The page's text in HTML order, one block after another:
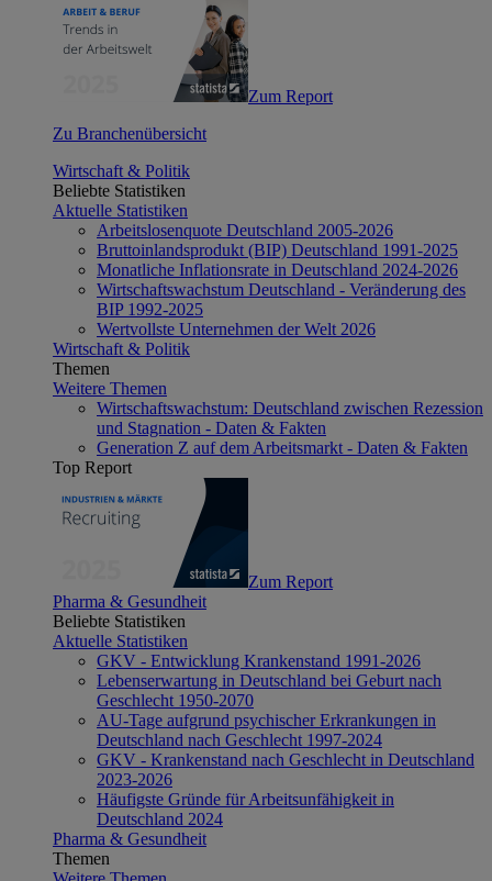
Zum Report
Zu Branchenübersicht
Wirtschaft & Politik
Beliebte Statistiken
Aktuelle Statistiken
Arbeitslosenquote Deutschland 2005-2026
Bruttoinlandsprodukt (BIP) Deutschland 1991-2025
Monatliche Inflationsrate in Deutschland 2024-2026
Wirtschaftswachstum Deutschland - Veränderung des
BIP 1992-2025
Wertvollste Unternehmen der Welt 2026
Wirtschaft & Politik
Themen
Weitere Themen
Wirtschaftswachstum: Deutschland zwischen Rezession
und Stagnation - Daten & Fakten
Generation Z auf dem Arbeitsmarkt - Daten & Fakten
Top Report
Zum Report
Pharma & Gesundheit
Beliebte Statistiken
Aktuelle Statistiken
GKV - Entwicklung Krankenstand 1991-2026
Lebenserwartung in Deutschland bei Geburt nach
Geschlecht 1950-2070
AU-Tage aufgrund psychischer Erkrankungen in
Deutschland nach Geschlecht 1997-2024
GKV - Krankenstand nach Geschlecht in Deutschland
2023-2026
Häufigste Gründe für Arbeitsunfähigkeit in
Deutschland 2024
Pharma & Gesundheit
Themen